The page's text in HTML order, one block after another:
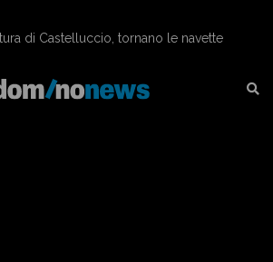
di Castelluccio, tornano le navette